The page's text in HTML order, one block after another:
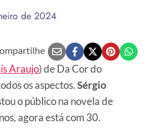
de 2024
Araujo) de Da Cor do
os aspectos.Sérgio
o público na novela de
agora está com 30.